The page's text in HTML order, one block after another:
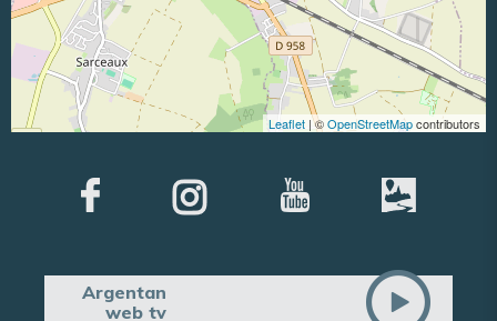
Leaflet | ©OpenStreetMapcontributors
Argentan
web tv